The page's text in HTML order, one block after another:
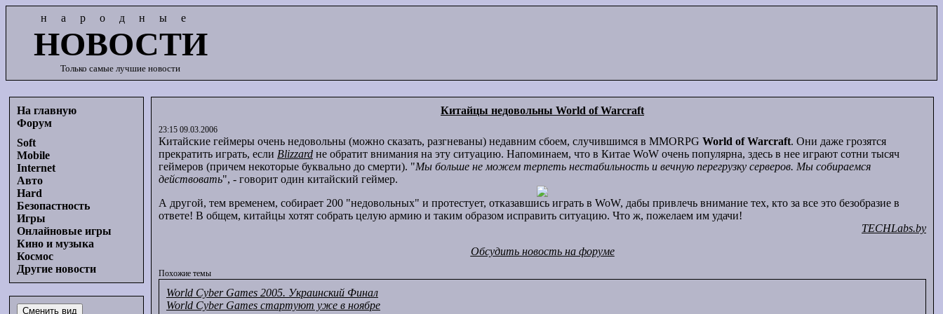
народные
НОВОСТИ
Только самые лучшие новости
На главную
Форум
Soft
Mobile
Internet
Авто
Hard
Безопастность
Игры
Онлайновые игры
Кино и музыка
Космос
Другие новости
Китайцы недовольны World of Warcraft
23:15 09.03.2006
Китайские геймеры очень недовольны (можно сказать, разгневаны) недавним сбоем, случившимся в MMORPG World ofWarcraft. Они даже грозятся
прекратить играть, если Blizzard не обратит внимания на эту ситуацию. Напоминаем, что в Китае WoW очень популярна, здесь в нее играют сотни тысяч
геймеров (причем некоторые буквально до смерти). "Мы больше не можем терпеть нестабильность и вечную перегрузку серверов. Мы собираемся
действовать", - говорит один китайский геймер.
А другой, тем временем, собирает 200 "недовольных" и протестует, отказавшись играть в WoW, дабы привлечь внимание тех, кто за все это безобразие в
ответе! В общем, китайцы хотят собрать целую армию и таким образом исправить ситуацию. Что ж, пожелаем им удачи!
TECHLabs.by
Обсудить новость на форуме
Похожие темы
World Cyber Games 2005. Украинский Финал
World Cyber Games стартуют уже в ноябре